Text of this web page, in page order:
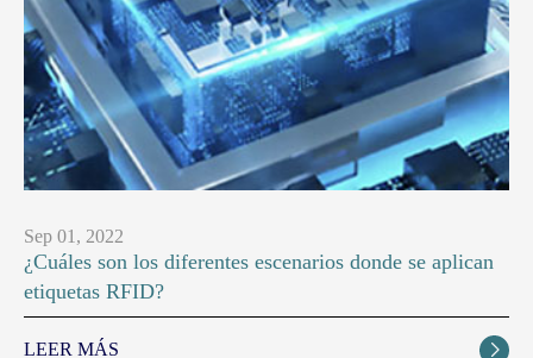
Sep 01, 2022
¿Cuáles son los diferentes escenarios donde se aplican
etiquetas RFID?
LEER MÁS 